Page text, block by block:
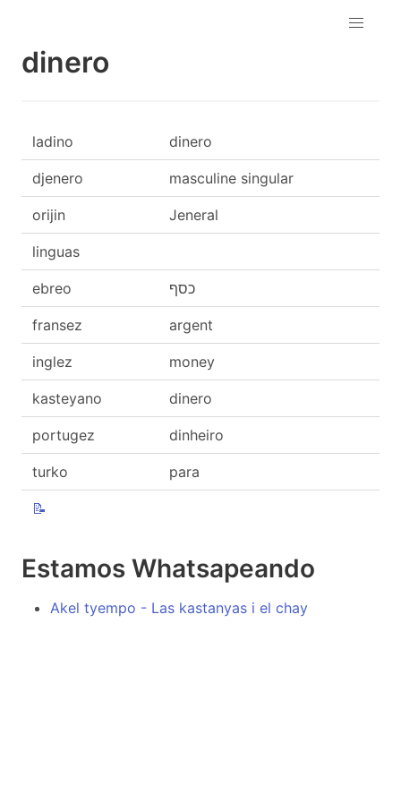
dinero
ladino dinero
djenero masculine singular
orijin Jeneral
linguas
ebreo כסף
fransez argent
inglez money
kasteyano dinero
portugez dinheiro
turko para
📝
Estamos Whatsapeando
Akel tyempo - Las kastanyas i el chay